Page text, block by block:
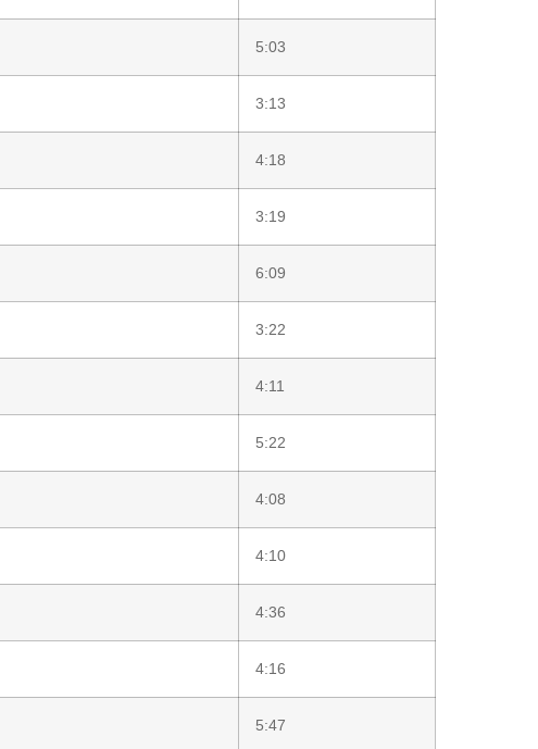
5:03
3:13
4:18
3:19
6:09
3:22
4:11
5:22
4:08
4:10
4:36
4:16
5:47